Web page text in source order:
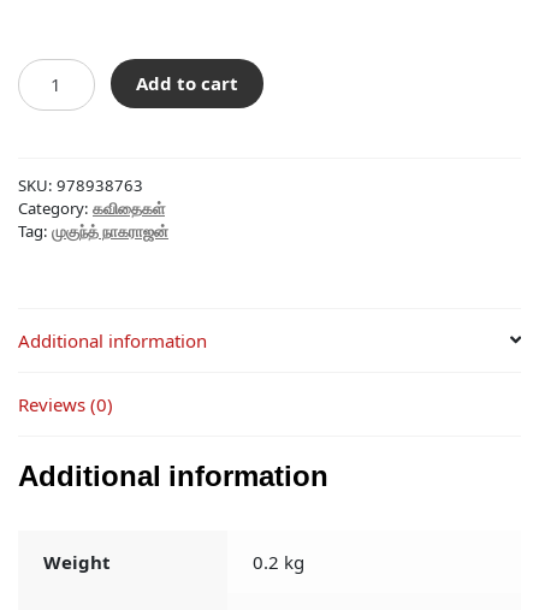
was:
₹90.00.
is:
₹81.00.
கின்மோர்
quantity
Add to cart
SKU: 978938763
Category: கவிதைகள்
Tag: முகுந்த் நாகராஜன்
Additional information
Reviews (0)
Additional information
Weight 0.2 kg